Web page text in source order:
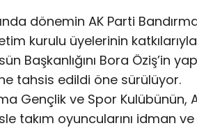
dönemin AK Parti
kurulu üyelerinin katkılarıyla
Başkanlığını Bora Öziş’in
tahsis edildi öne sürülüyor.
Gençlik ve Spor Kulübünün,
takım oyuncularını idman ve